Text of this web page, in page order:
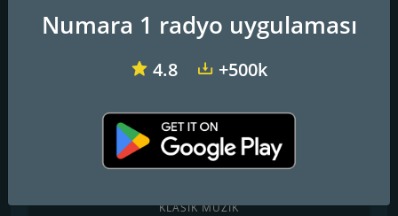
ÇOCUKLAR
CHILLOUT / LOUNGE
KLASIK MÜZIK
Numara 1 radyo uygulaması
4.8 +500k